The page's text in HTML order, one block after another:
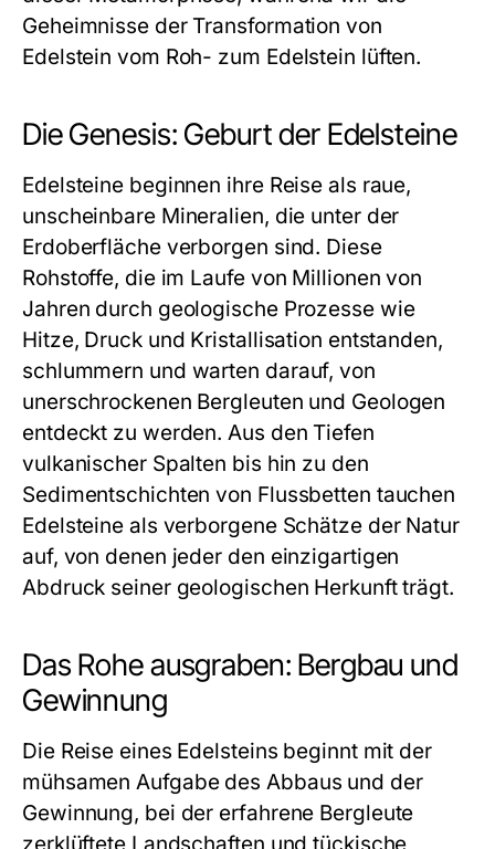
Geheimnisse der Transformation von
Edelstein vom Roh- zum Edelstein lüften.
Die Genesis: Geburt der Edelsteine
Edelsteine beginnen ihre Reise als raue,
unscheinbare Mineralien, die unter der
Erdoberfläche verborgen sind. Diese
Rohstoffe, die im Laufe von Millionen von
Jahren durch geologische Prozesse wie
Hitze, Druck und Kristallisation entstanden,
schlummern und warten darauf, von
unerschrockenen Bergleuten und Geologen
entdeckt zu werden. Aus den Tiefen
vulkanischer Spalten bis hin zu den
Sedimentschichten von Flussbetten tauchen
Edelsteine als verborgene Schätze der Natur
auf, von denen jeder den einzigartigen
Abdruck seiner geologischen Herkunft trägt.
Das Rohe ausgraben: Bergbau und
Gewinnung
Die Reise eines Edelsteins beginnt mit der
mühsamen Aufgabe des Abbaus und der
Gewinnung, bei der erfahrene Bergleute